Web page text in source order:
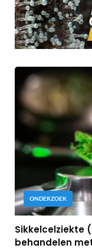
ONDERZOEK
Sikkelcelziekte
behandelen